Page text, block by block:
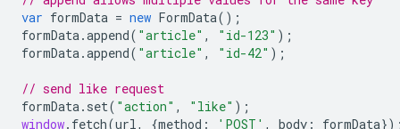
var formData = new FormData();
formData.append( "article" , "id-123" );
formData.append( "article" , "id-42" );
// send like request
formData. set( "action" , "like" );
window. fetch(url, {method : 'POST' , body : formData